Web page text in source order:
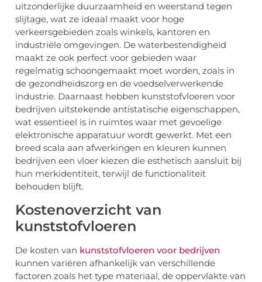
uitzonderlijke duurzaamheid en weerstand tegen
slijtage, wat ze ideaal maakt voor hoge
verkeersgebieden zoals winkels, kantoren en
industriële omgevingen. De waterbestendigheid
maakt ze ook perfect voor gebieden waar
regelmatig schoongemaakt moet worden, zoals in
de gezondheidszorg en de voedselverwerkende
industrie. Daarnaast hebben kunststofvloeren voor
bedrijven uitstekende antistatische eigenschappen,
wat essentieel is in ruimtes waar met gevoelige
elektronische apparatuur wordt gewerkt. Met een
breed scala aan afwerkingen en kleuren kunnen
bedrijven een vloer kiezen die esthetisch aansluit bij
hun merkidentiteit, terwijl de functionaliteit
behouden blijft.
Kostenoverzicht van
kunststofvloeren
De kosten van kunststofvloeren voor bedrijven
kunnen variëren afhankelijk van verschillende
factoren zoals het type materiaal, de oppervlakte van